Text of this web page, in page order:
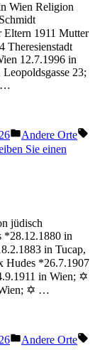
Wien Religion
1911 Mutter
Theresienstadt
12.7.1996 in
23;
…
Veröffentlicht
in
Andere Orte
Sie einen
jüdisch
*28.12.1880 in
in Tucap,
Hudes *26.7.1907
in Wien; ✡
Wien; ✡ …
Veröffentlicht
Andere Orte